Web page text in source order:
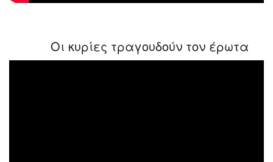
Οι κυρίες τραγουδούν τον έρωτα